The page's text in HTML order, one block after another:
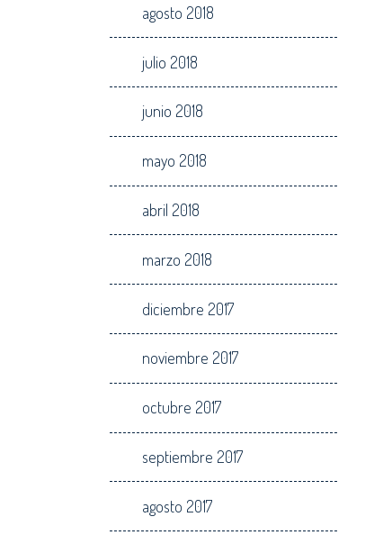
agosto 2018
julio 2018
junio 2018
mayo 2018
abril 2018
marzo 2018
diciembre 2017
noviembre 2017
octubre 2017
septiembre 2017
agosto 2017